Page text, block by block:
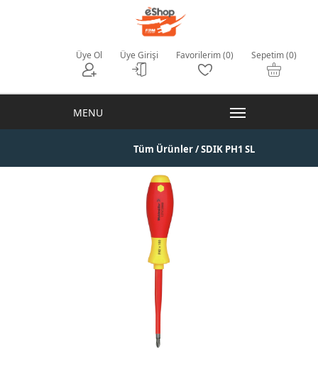
Üye Ol Üye Girişi Favorilerim (0) Sepetim (0)
Tüm Ürünler/ SDIK PH1 SL